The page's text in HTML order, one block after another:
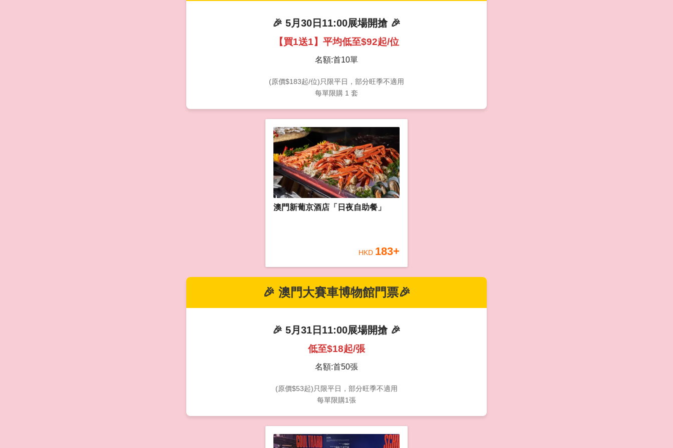
🎉 5月30日11:00展場開搶 🎉
【買1送1】平均低至$92起/位
名額:首10單
(原價$183起/位)只限平日，部分旺季不適用
每單限購 1 套
澳門新葡京酒店「日夜自助餐」
HKD 183+
🎉 澳門大賽車博物館門票🎉
🎉 5月31日11:00展場開搶 🎉
低至$18起/張
名額:首50張
(原價$53起)只限平日，部分旺季不適用
每單限購1張